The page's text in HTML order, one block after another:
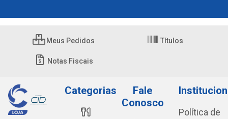
Meus Pedidos Títulos
Notas Fiscais
Categorias
Fale
Conosco
Política de